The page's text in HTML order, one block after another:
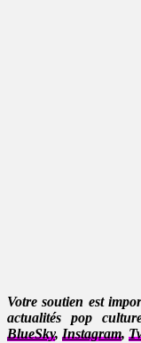
Votre soutien est
actualités pop
BlueSky, Instagram,